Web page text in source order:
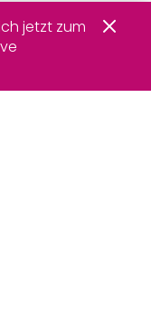
jetzt zum